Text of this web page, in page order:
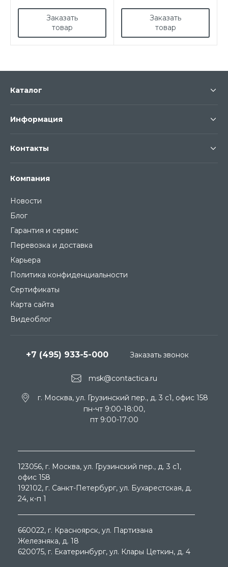
красный, маркер черный
Заказать
товар
черный, маркер зеленый
Заказать
товар
Компания
Новости
Блог
Гарантия и сервис
Перевозка и доставка
Карьера
Политика конфиденциальности
Сертификаты
Карта сайта
Видеоблог
Каталог
Информация
Контакты
msk@contactica.ru
+7 (495) 933-5-000
г. Москва, ул. Грузинский пер., д. 3 c1, офис 158
пн-чт 9:00-18:00,
пт 9:00-17:00
Заказать звонок
123056, г. Москва, ул. Грузинский пер., д. 3 c1,
офис 158
192102, г. Санкт-Петербург, ул. Бухарестская, д.
24, к-п 1
660022, г. Красноярск, ул. Партизана
Железняка, д. 18
620075, г. Екатеринбург, ул. Клары Цеткин, д. 4